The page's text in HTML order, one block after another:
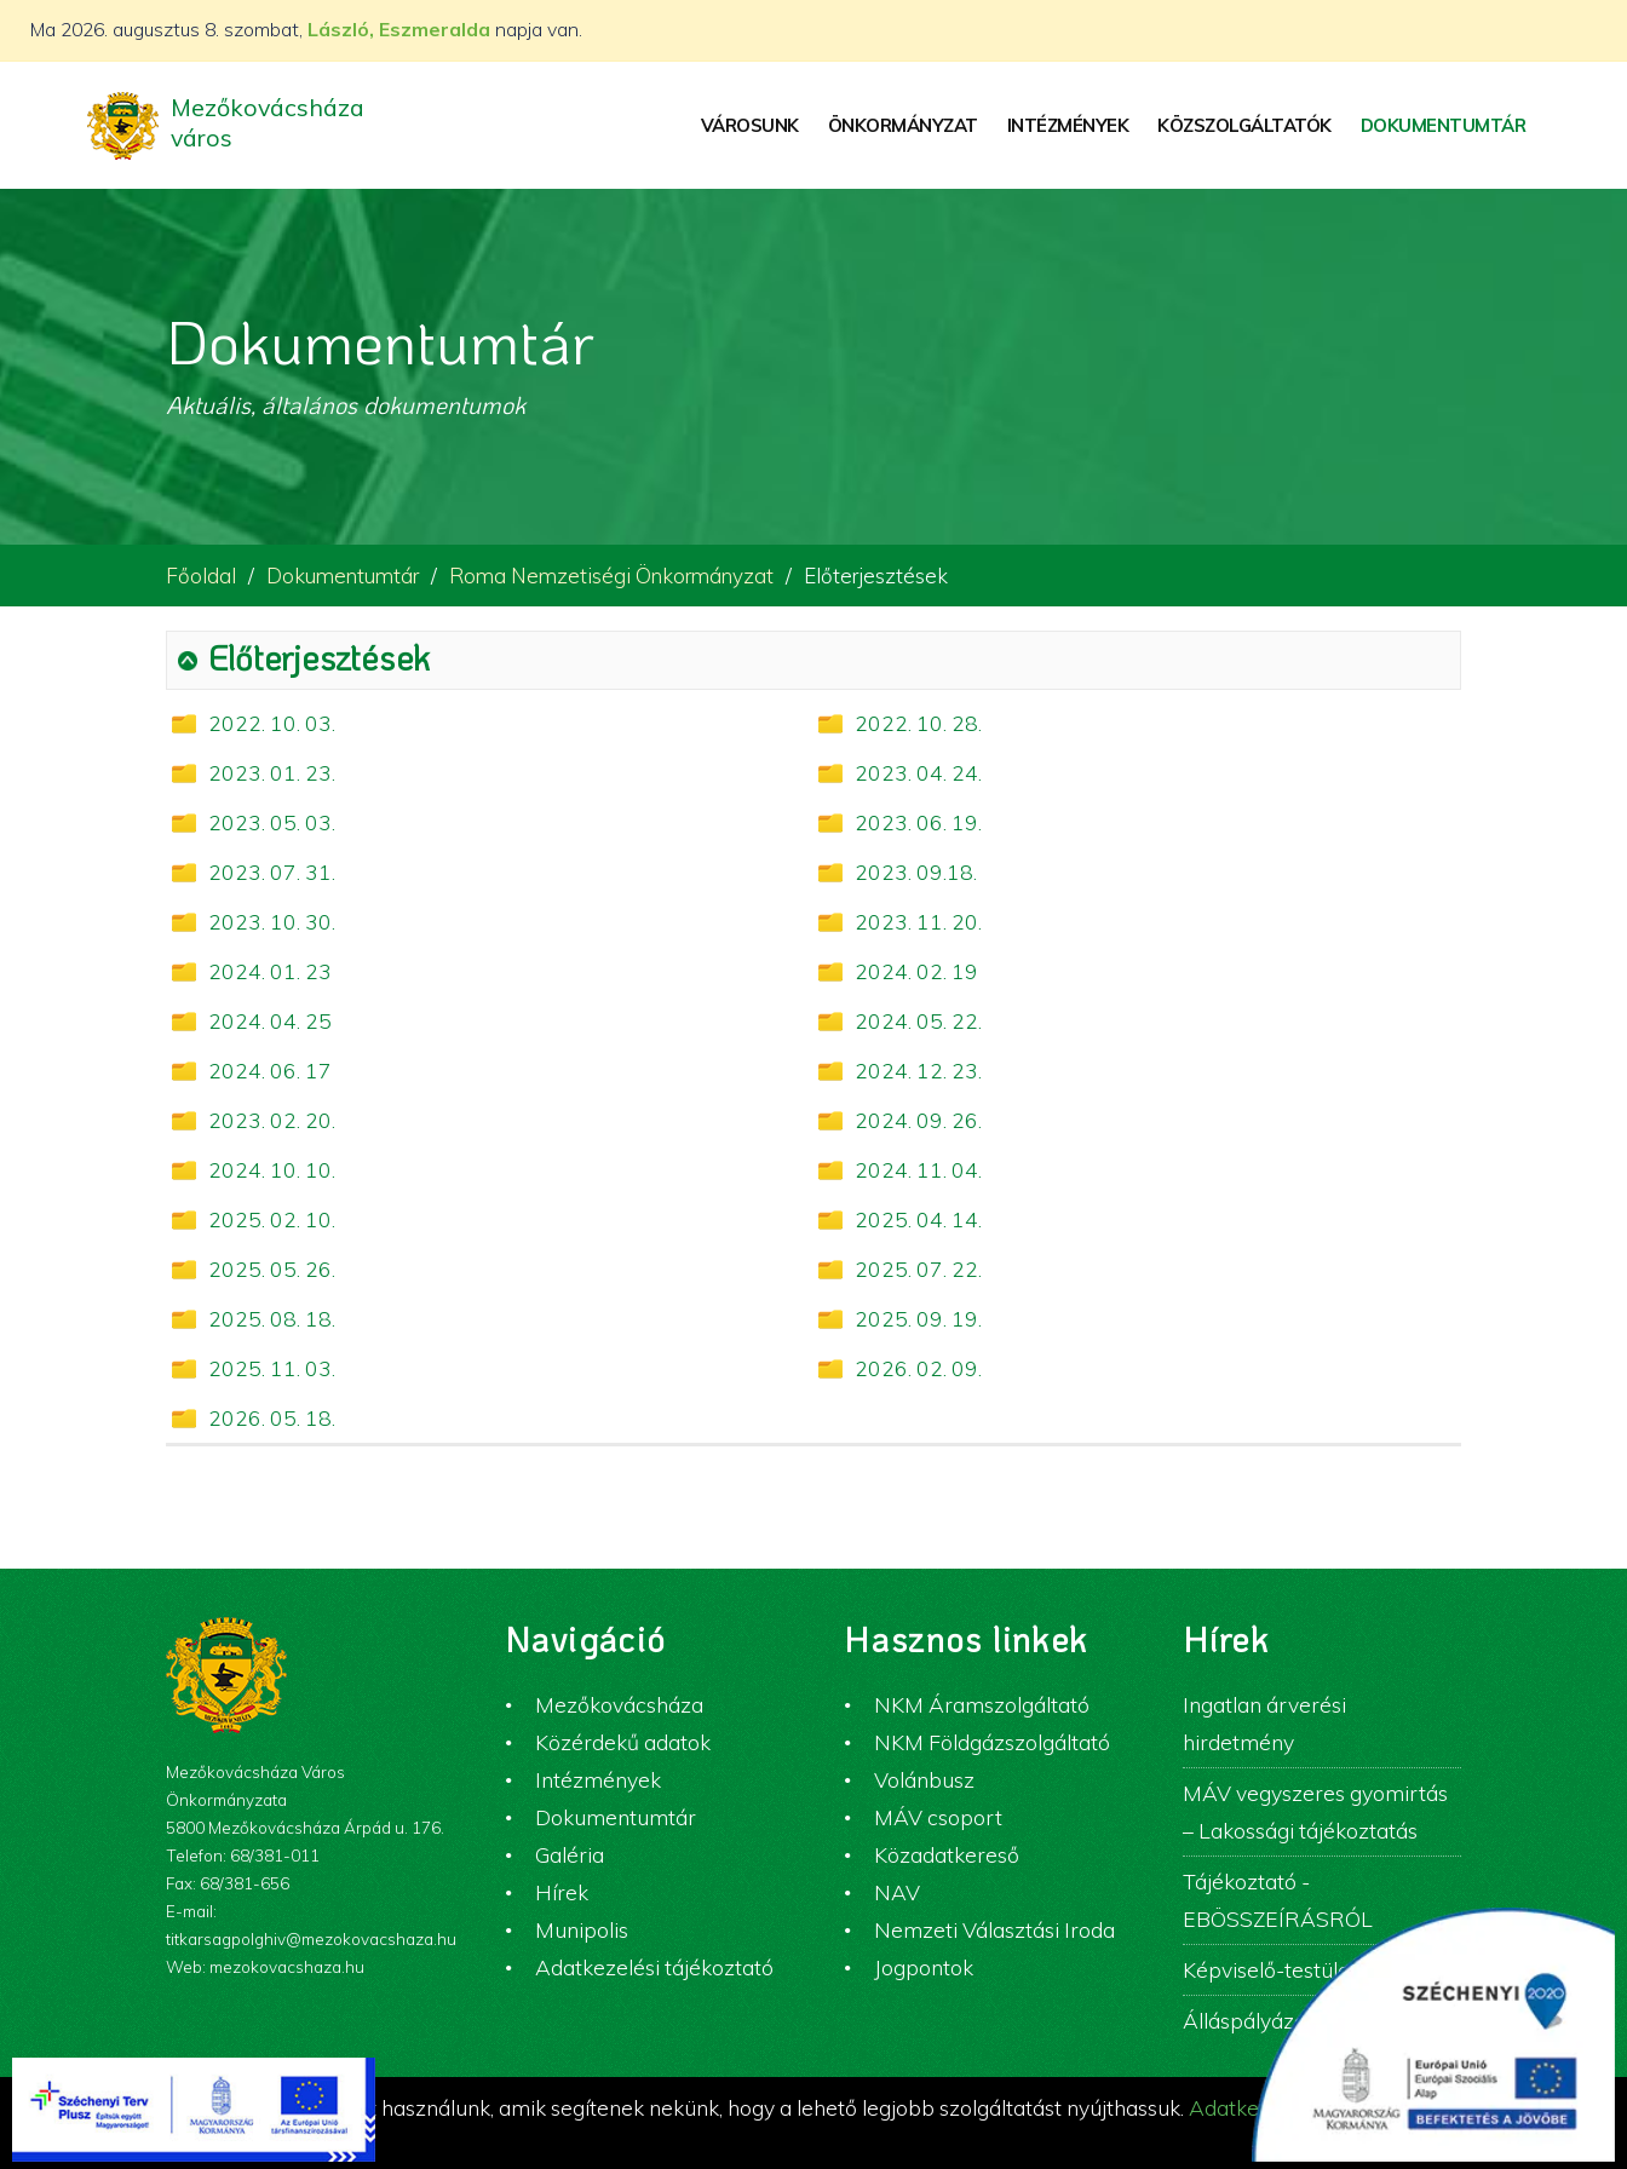
Ma 2026. augusztus 8. szombat, László, Eszmeralda napja van.
Mezőkovácsháza
város
VÁROSUNK ÖNKORMÁNYZAT INTÉZMÉNYEK KÖZSZOLGÁLTATÓK DOKUMENTUMTÁR
Dokumentumtár
Aktuális, általános dokumentumok
Főoldal Dokumentumtár Roma Nemzetiségi Önkormányzat Előterjesztések
Előterjesztések
2022. 10. 03.
2022. 10. 28.
2023. 01. 23.
2023. 04. 24.
2023. 05. 03.
2023. 06. 19.
2023. 07. 31.
2023. 09.18.
2023. 10. 30.
2023. 11. 20.
2024. 01. 23
2024. 02. 19
2024. 04. 25
2024. 05. 22.
2024. 06. 17
2024. 12. 23.
2023. 02. 20.
2024. 09. 26.
2024. 10. 10.
2024. 11. 04.
2025. 02. 10.
2025. 04. 14.
2025. 05. 26.
2025. 07. 22.
2025. 08. 18.
2025. 09. 19.
2025. 11. 03.
2026. 02. 09.
2026. 05. 18.
Mezőkovácsháza Város
Önkormányzata
5800 Mezőkovácsháza Árpád u. 176.
Telefon: 68/381-011
Fax: 68/381-656
E-mail:
titkarsagpolghiv@mezokovacshaza.hu
Web: mezokovacshaza.hu
Navigáció
Mezőkovácsháza
Közérdekű adatok
Intézmények
Dokumentumtár
Galéria
Hírek
Munipolis
Adatkezelési tájékoztató
Hasznos linkek
NKM Áramszolgáltató
NKM Földgázszolgáltató
Volánbusz
MÁV csoport
Közadatkereső
NAV
Nemzeti Választási Iroda
Jogpontok
Hírek
Ingatlan árverési
hirdetmény
MÁV vegyszeres gyomirtás
– Lakossági tájékoztatás
Tájékoztató -
EBÖSSZEÍRÁSRÓL
Képviselő-testületi ülés
Álláspályázati felhívás
© Az oldalt készítette és üzemelteti a
A weboldalon cookie-kat használunk, amik segítenek nekünk, hogy a lehető legjobb szolgáltatást nyújthassuk. Adatkezelési tájékoztató OK